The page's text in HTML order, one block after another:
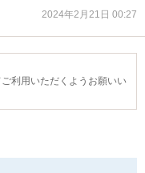
2024年2月21日 00:27
利用いただくようお願いい